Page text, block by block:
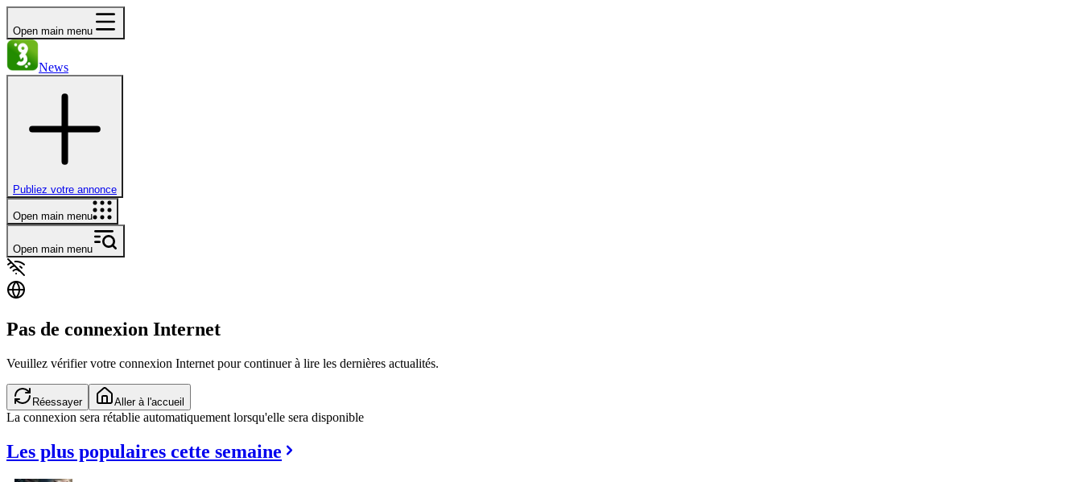
Open main menu
News
Publiez votre annonce
Open main menu
Open main menu
Pas de connexion Internet
Veuillez vérifier votre connexion Internet pour continuer à lire les dernières actualités.
Réessayer Aller à l'accueil
La connexion sera rétablie automatiquement lorsqu'elle sera disponible
Les plus populaires cette semaine